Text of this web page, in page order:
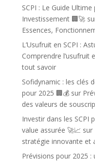
SCPI : Le Guide
Investissement 🏢🚀
Essences,
L’Usufruit en SCPI :
Comprendre l’usufruit
tout savoir
Sofidynamic : les clés
pour 2025 🏢💰sur
des valeurs de
Investir dans les SCPI
value assurée 🚀📈 sur
stratégie innovante et
Prévisions pour 2025 :